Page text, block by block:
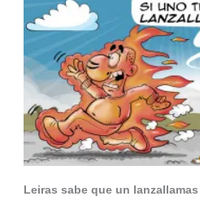
Leiras sabe que un